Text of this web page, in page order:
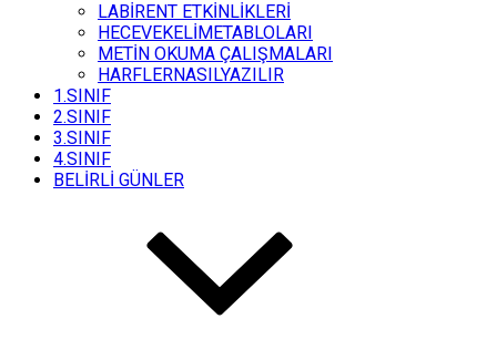
LABİRENT ETKİNLİKLERİ
HECEVEKELİMETABLOLARI
METİN OKUMA ÇALIŞMALARI
HARFLERNASILYAZILIR
1.SINIF
2.SINIF
3.SINIF
4.SINIF
BELİRLİ GÜNLER